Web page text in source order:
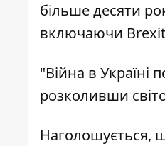
більше десяти
включаючи Brexit
"Війна в Україні
розколивши
Наголошується,